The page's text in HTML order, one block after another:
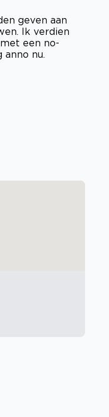
geven aan
Ik verdien
een no-
nu.